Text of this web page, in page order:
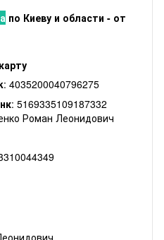
по Киеву и области - от
: 4035200040796275
: 5169335109187332
Роман Леонидович